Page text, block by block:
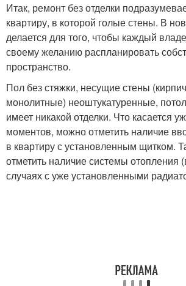
Итак, ремонт без отделки
квартиру, в которой голые стены. В
делается для того, чтобы каждый
своему желанию распланировать
пространство.
Пол без стяжки, несущие стены
монолитные) неоштукатуренные,
имеет никакой отделки. Что касается
моментов, можно отметить наличие
в квартиру с установленным щитком.
отметить наличие системы отопления
случаях с уже установленными